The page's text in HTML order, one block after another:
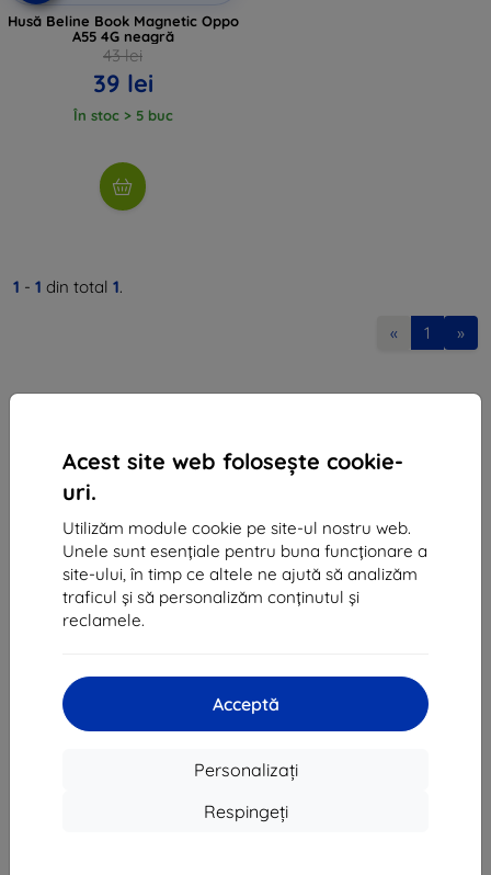
Acest site web folosește cookie-
uri.
Utilizăm module cookie pe site-ul nostru web.
Unele sunt esențiale pentru buna funcționare a
site-ului, în timp ce altele ne ajută să analizăm
traficul și să personalizăm conținutul și
reclamele.
Acceptă
Personalizați
Respingeți
Husă Beline Book Magnetic Oppo
A55 4G neagră
43 lei
39 lei
În stoc > 5 buc
1 - 1 din total 1.
« 1 »
Ulica Rudolfa Mocka 3750/2A
841 04 Bratislava
46701494
CUI TVA:SK2023549671
Contact